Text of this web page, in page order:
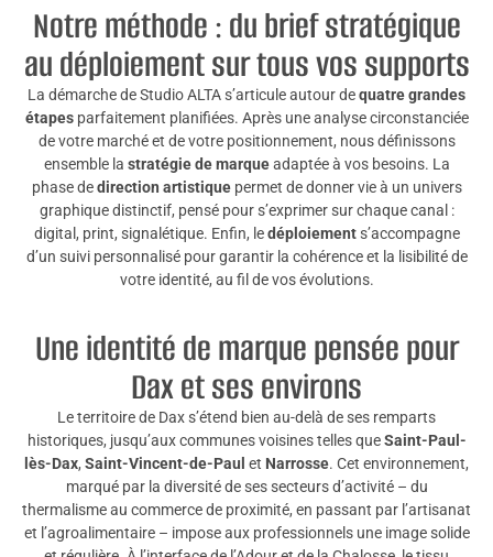
Notre méthode : du brief stratégique
au déploiement sur tous vos supports
La démarche de Studio ALTA s’articule autour dequatre grandes
étapesparfaitement planifiées. Après une analyse circonstanciée
de votre marché et de votre positionnement, nous définissons
ensemble la stratégie de marqueadaptée à vos besoins. La
phase dedirection artistiquepermet de donner vie à un univers
graphique distinctif, pensé pour s’exprimer sur chaque canal :
digital, print, signalétique. Enfin, ledéploiements’accompagne
d’un suivi personnalisé pour garantir la cohérence et la lisibilité de
votre identité, au fil de vos évolutions.
Une identité de marque pensée pour
Dax et ses environs
Le territoire de Dax s’étend bien au-delà de ses remparts
historiques, jusqu’aux communes voisines telles queSaint-Paul-
lès-Dax, Saint-Vincent-de-Paul et Narrosse. Cet environnement,
marqué par la diversité de ses secteurs d’activité – du
thermalisme au commerce de proximité, en passant par l’artisanat
et l’agroalimentaire – impose aux professionnels une image solide